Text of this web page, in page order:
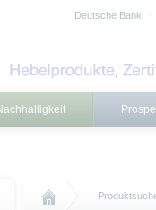
Deutsche Bank